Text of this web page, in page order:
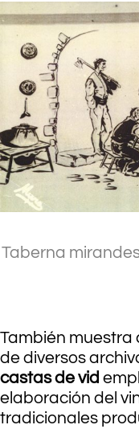
Taberna
También muestra
de diversos
castas de vid
elaboración del
tradicionales